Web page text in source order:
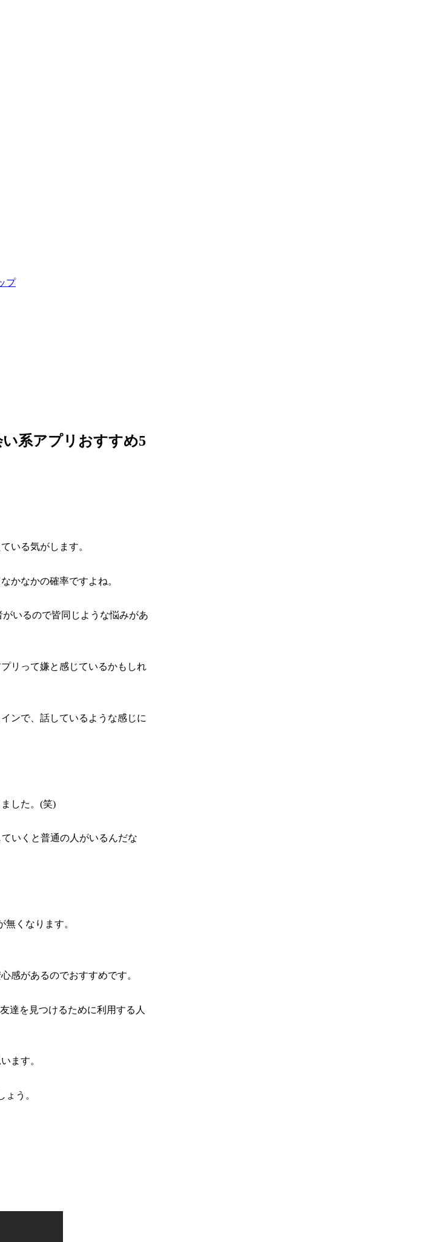
プ
系アプリおすすめ5
いる気がします。
かなかの確率ですよね。
いるので皆同じような悩みがあ
リって嫌と感じているかもしれ
ンで、話しているような感じに
した。(笑)
いくと普通の人がいるんだな
くなります。
感があるのでおすすめです。
達を見つけるために利用する人
ます。
う。